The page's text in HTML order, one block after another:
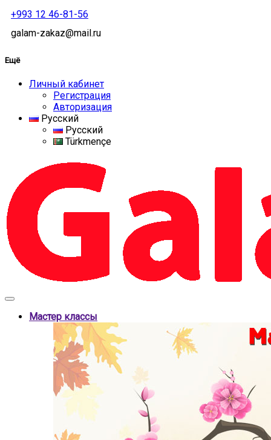
+993 12 46-81-56
galam-zakaz@mail.ru
Ещё
Личный кабинет
Регистрация
Авторизация
Русский
Русский
Türkmençe
Мастер классы